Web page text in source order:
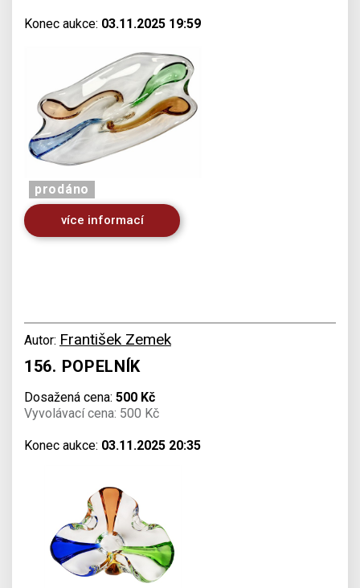
Konec aukce: 03.11.2025 19:59
prodáno
více informací
Autor: František Zemek
156. POPELNÍK
Dosažená cena: 500 Kč
Vyvolávací cena: 500 Kč
Konec aukce: 03.11.2025 20:35